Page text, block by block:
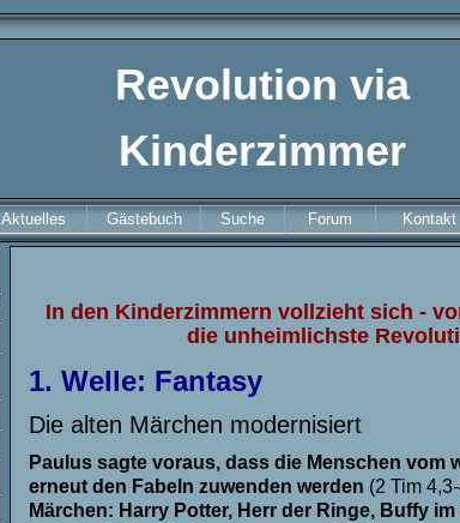
Revolution via
Kinderzimmer
Aktuelles Gästebuch Suche Forum Kontakt
In den Kinderzimmern vollzieht sich -
die unheimlichste
1. WeIle: Fantasy
Die alten Märchen modernisiert
Paulus sagte voraus, dass die Menschen vom
erneut den Fabeln zuwenden werden (2 Tim
Märchen: Harry Potter, Herr der Ringe, Buffy